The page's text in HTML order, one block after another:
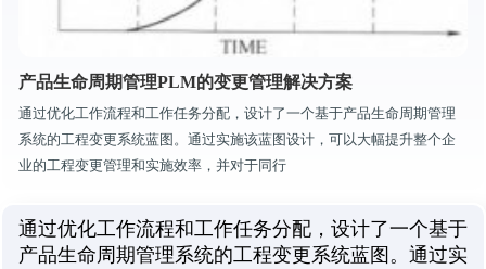
产品生命周期管理PLM的变更管理解决方案
通过优化工作流程和工作任务分配，设计了一个基于产品生命周期管理
系统的工程变更系统蓝图。通过实施该蓝图设计，可以大幅提升整个企
业的工程变更管理和实施效率，并对于同行
通过优化工作流程和工作任务分配，设计了一个基于
产品生命周期管理系统的工程变更系统蓝图。通过实